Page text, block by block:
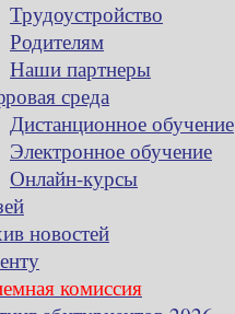
Трудоустройство
Родителям
Наши партнеры
среда
Дистанционное обучение
Электронное обучение
Онлайн-курсы
новостей
комиссия